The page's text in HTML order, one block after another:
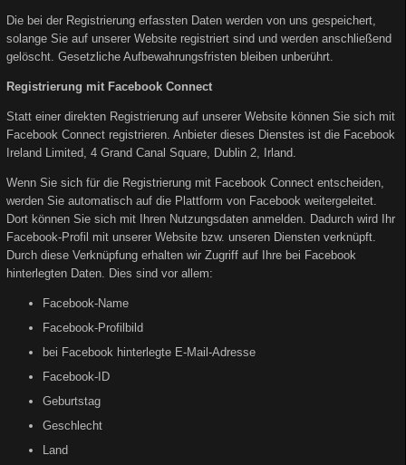
Die bei der Registrierung erfassten Daten werden von uns gespeichert,
solange Sie auf unserer Website registriert sind und werden anschließend
gelöscht. Gesetzliche Aufbewahrungsfristen bleiben unberührt.
Registrierung mit Facebook Connect
Statt einer direkten Registrierung auf unserer Website können Sie sich mit
Facebook Connect registrieren. Anbieter dieses Dienstes ist die Facebook
Ireland Limited, 4 Grand Canal Square, Dublin 2, Irland.
Wenn Sie sich für die Registrierung mit Facebook Connect entscheiden,
werden Sie automatisch auf die Plattform von Facebook weitergeleitet.
Dort können Sie sich mit Ihren Nutzungsdaten anmelden. Dadurch wird Ihr
Facebook-Profil mit unserer Website bzw. unseren Diensten verknüpft.
Durch diese Verknüpfung erhalten wir Zugriff auf Ihre bei Facebook
hinterlegten Daten. Dies sind vor allem:
Facebook-Name
Facebook-Profilbild
bei Facebook hinterlegte E-Mail-Adresse
Facebook-ID
Geburtstag
Geschlecht
Land